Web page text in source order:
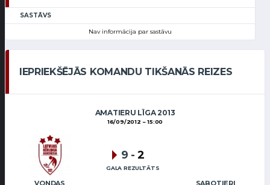
SASTĀVS
Nav informācija par sastāvu
IEPRIEKŠĒJĀS KOMANDU TIKŠANĀS REIZES
AMATIERU LĪGA 2013
16/09/2012 15:00
9 - 2
GALA REZULTĀTS